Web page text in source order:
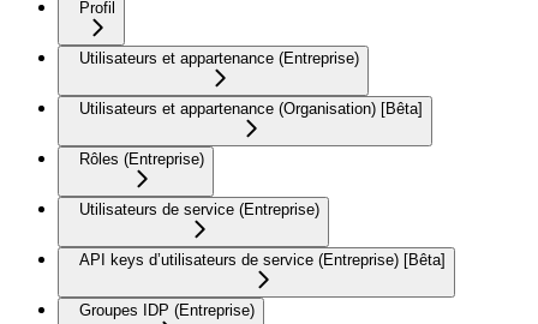
Profil
Utilisateurs et appartenance (Entreprise)
Utilisateurs et appartenance (Organisation) [Bêta]
Rôles (Entreprise)
Utilisateurs de service (Entreprise)
API keys d’utilisateurs de service (Entreprise) [Bêta]
Groupes IDP (Entreprise)